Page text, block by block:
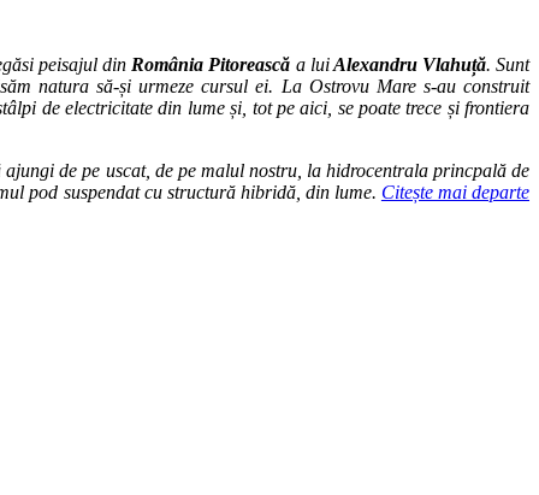
peisajul din România Pitorească a luiAlexandru Vlahuță. Sunt
natura să-și urmeze cursul ei. La Ostrovu Mare s-au construit
de electricitate din lume și, tot pe aici, se poate trece și frontiera
ajungi de pe uscat, de pe malul nostru, la hidrocentrala princpală de
pod suspendat cu structură hibridă, din lume. Citește mai departe